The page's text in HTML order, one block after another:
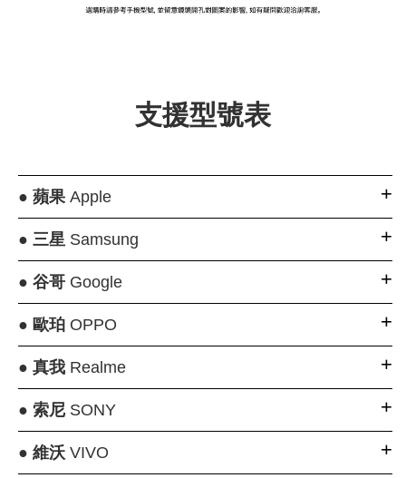
+NT$ 159
-
支援型號表
● 蘋果Apple
● 三星Samsung
● 谷哥Google
● 歐珀OPPO
● 真我Realme
● 索尼SONY
● 維沃VIVO